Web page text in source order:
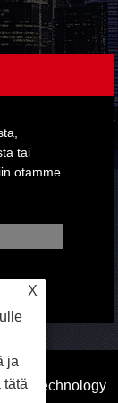
tai
otamme
Technology
X
ja
tätä